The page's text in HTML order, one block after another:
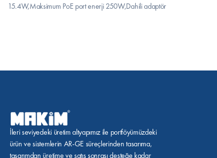
15.4W,Maksimum PoE port enerji 250W,Dahili adaptör
İleri seviyedeki üretim altyapımız ile portföyümüzdeki
ürün ve sistemlerin AR-GE süreçlerinden tasarıma,
tasarımdan üretime ve satış sonrası desteğe kadar